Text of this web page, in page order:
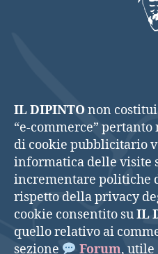
IL DIPINTOnon
“e-commerce”
di cookie pubblicitario
informatica delle visite
incrementare politiche
rispetto della privacy
cookie consentito suIL
quello relativo ai
sezione
Forum, utile